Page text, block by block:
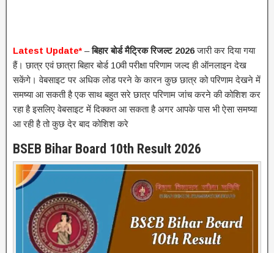
Latest Update* –बिहार बोर्ड मैट्रिक रिजल्ट2026जारी कर दिया गया
हैं। छात्र एवं छात्रा बिहार बोर्ड 10वी परीक्षा परिणाम जल्द ही ऑनलाइन देख
सकेंगे। वेबसाइट पर अधिक लोड परने के कारन कुछ छात्र को परिणाम देखने में
समष्या आ सकती है एक साथ बहुत सरे छात्र परिणाम जांच करने की कोशिश कर
रहा है इसलिए वेबसाइट में दिक्कत आ सकता है अगर आपके पास भी ऐसा समष्या
आ रही है तो कुछ देर बाद कोशिश करे
BSEB Bihar Board 10th Result 2026